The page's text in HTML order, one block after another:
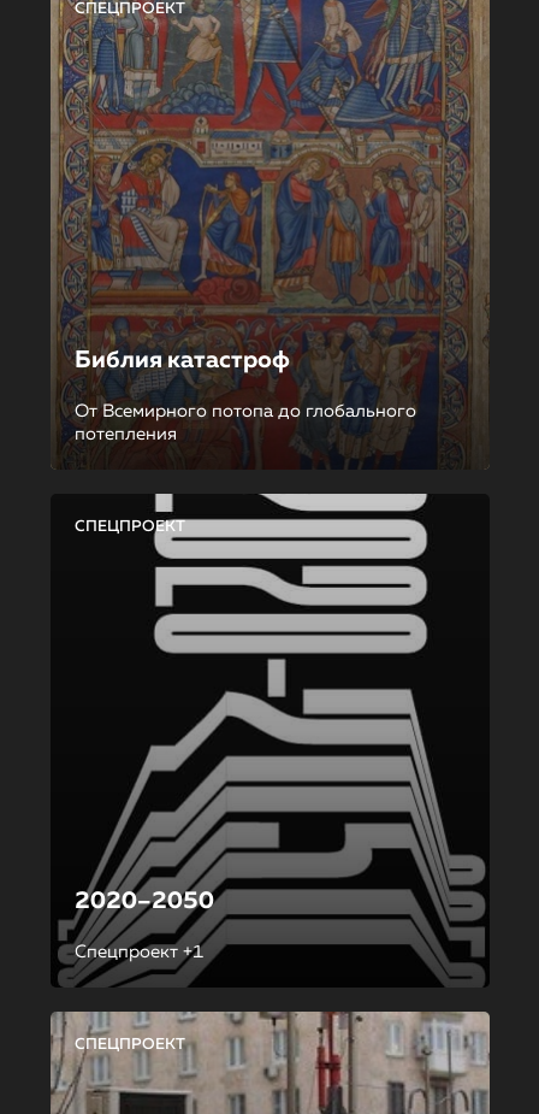
СПЕЦПРОЕКТ
Библия катастроф
От Всемирного потопа до глобального
потепления
СПЕЦПРОЕКТ
2020–2050
Спецпроект +1
СПЕЦПРОЕКТ